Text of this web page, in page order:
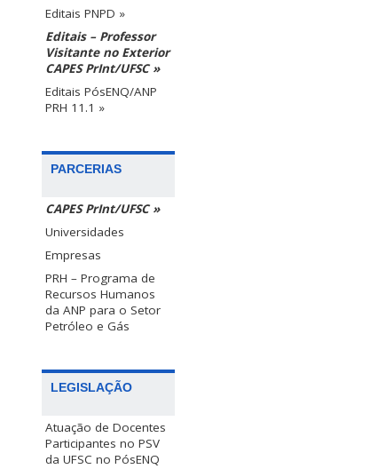
Editais PNPD »
Editais – Professor
Visitante no Exterior
CAPES PrInt/UFSC »
Editais PósENQ/ANP
PRH 11.1 »
PARCERIAS
CAPES PrInt/UFSC »
Universidades
Empresas
PRH – Programa de
Recursos Humanos
da ANP para o Setor
Petróleo e Gás
LEGISLAÇÃO
Atuação de Docentes
Participantes no PSV
da UFSC no PósENQ